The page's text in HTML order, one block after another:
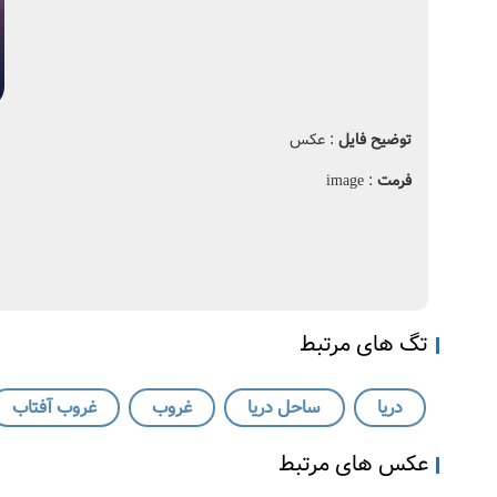
توضیح فایل : عکس
فرمت : image
تگ های مرتبط
دریا ساحل دریا غروب غروب آفتاب
عکس های مرتبط